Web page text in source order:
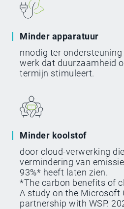
Minder apparatuur
nnodig ter
werk dat duurzaamheid
termijn stimuleert.
Minder koolstof
door cloud-verwerking
vermindering van
93%* heeft laten zien.
*The carbon benefits of
A study on the Microsoft
partnership with WSP.